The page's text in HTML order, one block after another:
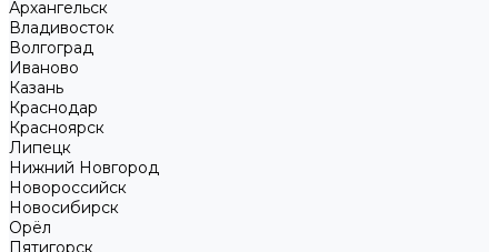
Архангельск
Владивосток
Волгоград
Иваново
Казань
Краснодар
Красноярск
Липецк
Нижний Новгород
Новороссийск
Новосибирск
Орёл
Пятигорск